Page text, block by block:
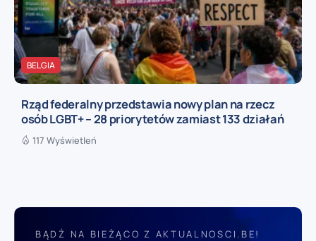
BELGIA
Rząd federalny przedstawia nowy plan na rzecz
osób LGBT+ – 28 priorytetów zamiast 133 działań
117 Wyświetleń
BĄDŹ NA BIEŻĄCO Z AKTUALNOSCI.BE!